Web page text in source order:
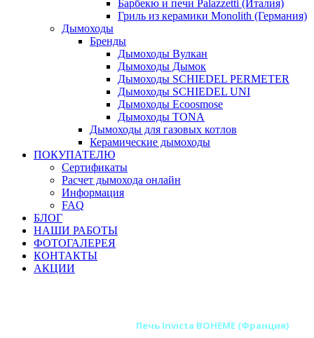
Барбекю и печи Palazzetti (Италия)
Гриль из керамики Monolith (Германия)
Дымоходы
Бренды
Дымоходы Вулкан
Дымоходы Дымок
Дымоходы SCHIEDEL PERMETER
Дымоходы SCHIEDEL UNI
Дымоходы Ecoosmose
Дымоходы TONA
Дымоходы для газовых котлов
Керамические дымоходы
ПОКУПАТЕЛЮ
Сертификаты
Расчет дымохода онлайн
Информация
FAQ
БЛОГ
НАШИ РАБОТЫ
ФОТОГАЛЕРЕЯ
КОНТАКТЫ
АКЦИИ
Печь Invicta BOHEME (Франция)